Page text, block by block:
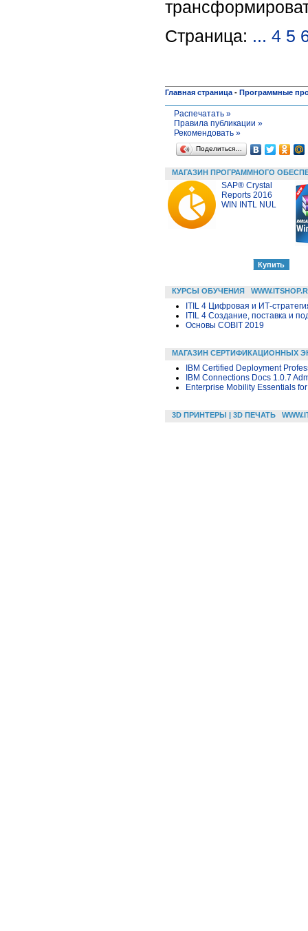
Страница: ... 4 5
Главная страница - Программные
Распечатать »
Правила публикации »
Рекомендовать »
Поделиться…
МАГАЗИН ПРОГРАММНОГО
SAP® Crystal
Reports 2016
WIN INTL NUL
КУРСЫ ОБУЧЕНИЯ
ITIL 4 Цифровая и ИТ-
ITIL 4 Создание, поставка и
Основы COBIT 2019
МАГАЗИН СЕРТИФИКАЦИОННЫХ
IBM Certified Deployment
IBM Connections Docs 1.0.7
Enterprise Mobility Essentials
3D ПРИНТЕРЫ | 3D ПЕЧАТЬ